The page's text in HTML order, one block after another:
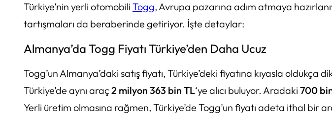
Türkiye’nin yerli otomobili Togg, Avrupa pazarına adım atmaya
tartışmaları da beraberinde getiriyor. İşte detaylar:
Almanya’da Togg Fiyatı Türkiye’den Daha Ucuz
Togg’un Almanya’daki satış fiyatı, Türkiye’deki fiyatına kıyasla oldukça
Türkiye’de aynı araç 2 milyon 363 bin TL‘ye alıcı buluyor. Aradaki 700
Yerli üretim olmasına rağmen, Türkiye’de Togg’un fiyatı adeta ithal